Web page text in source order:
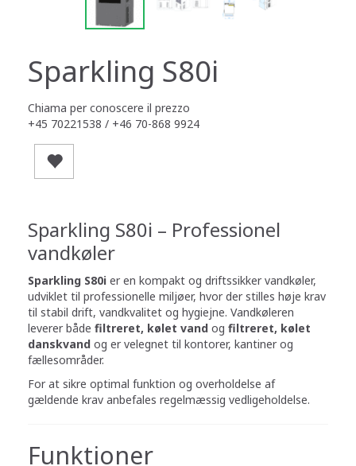
Sparkling S80i
Chiama per conoscere il prezzo
+45 70221538 / +46 70-868 9924
Sparkling S80i – Professionel
vandkøler
Sparkling S80i er en kompakt og driftssikker vandkøler,
udviklet til professionelle miljøer, hvor der stilles høje krav
til stabil drift, vandkvalitet og hygiejne. Vandkøleren
leverer både filtreret, kølet vand og filtreret, kølet
danskvand og er velegnet til kontorer, kantiner og
fællesområder.
For at sikre optimal funktion og overholdelse af
gældende krav anbefales regelmæssig vedligeholdelse.
Funktioner